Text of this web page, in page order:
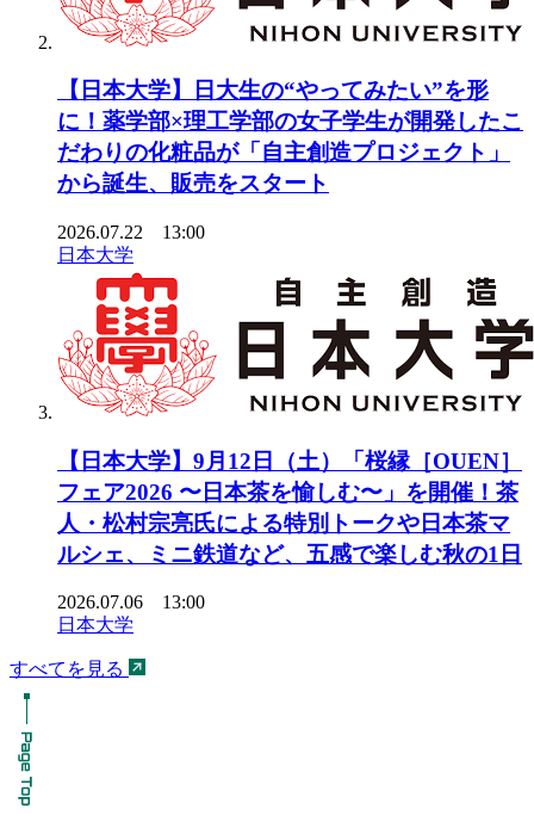
【日本大学】日大生の“やってみたい”を形
に！薬学部×理工学部の女子学生が開発したこ
だわりの化粧品が「自主創造プロジェクト」
から誕生、販売をスタート
2026.07.22 13:00
日本大学
【日本大学】9月12日（土）「桜縁［OUEN］
フェア2026 〜日本茶を愉しむ〜」を開催！茶
人・松村宗亮氏による特別トークや日本茶マ
ルシェ、ミニ鉄道など、五感で楽しむ秋の1日
2026.07.06 13:00
日本大学
すべてを見る